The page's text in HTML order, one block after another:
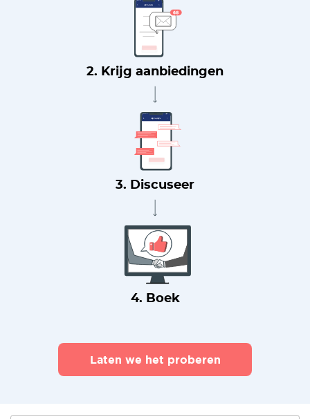
2. Krijg aanbiedingen
3. Discuseer
4. Boek
Laten we het proberen